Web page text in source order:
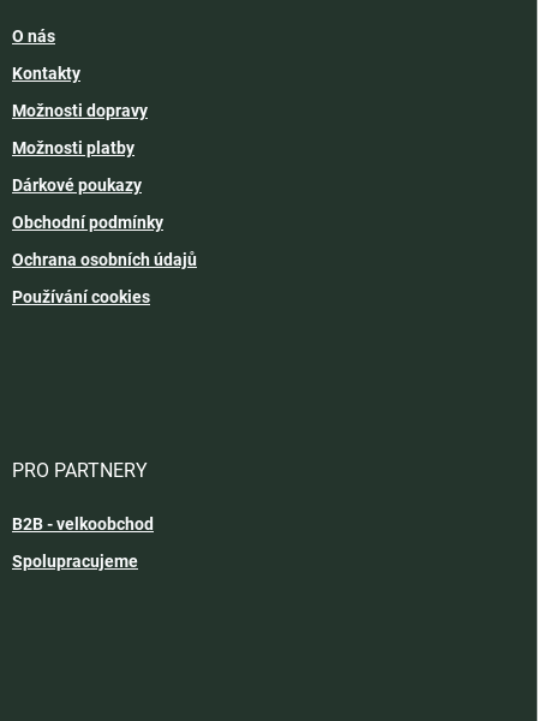
O nás
Kontakty
Možnosti dopravy
Možnosti platby
Dárkové poukazy
Obchodní podmínky
Ochrana osobních údajů
Používání cookies
PRO PARTNERY
B2B - velkoobchod
Spolupracujeme